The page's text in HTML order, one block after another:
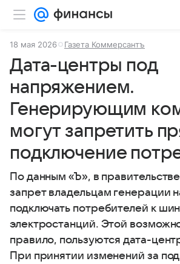
18 мая 2026 Газета Коммерсантъ
Дата-центры под
напряжением.
Генерирующим
могут запретить
подключение
По данным «Ъ», в
запрет владельцам генерации
подключать потребителей к
электростанций. Этой
правило, пользуются дата-
При принятии изменений за